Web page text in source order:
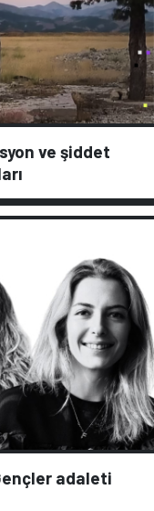
ve şiddet
adaleti